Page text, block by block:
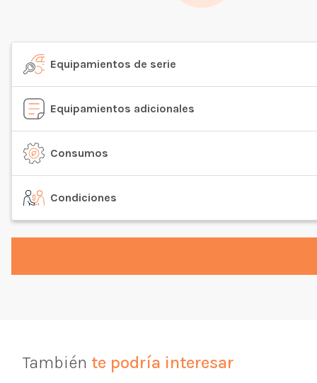
Equipamientos de serie
Equipamientos adicionales
Consumos
Condiciones
También te podría interesar